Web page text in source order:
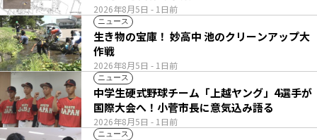
2026年8月5日 - 1日前
ニュース
2026年8月5日 - 1日前
生き物の宝庫！ 妙高中 池のクリーンアップ大
作戦
ニュース
2026年8月5日 - 1日前
中学生硬式野球チーム「上越ヤング」4選手が
国際大会へ！小菅市長に意気込み語る
ニュース